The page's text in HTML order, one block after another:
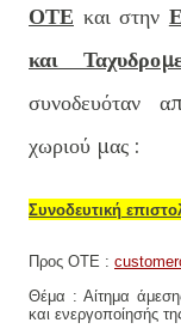
ΟΤΕ και στην
και
συνοδευόταν
χωριού μας :
Συνοδευτική
Προς ΟΤΕ :
Θέμα : Αίτημα
και ενεργοποίησής